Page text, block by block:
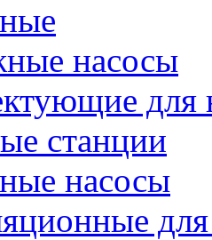
насосы
для
станции
насосы
для